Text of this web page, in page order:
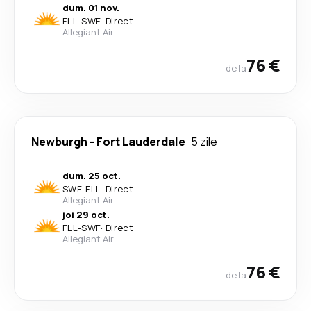
dum. 01 nov.
FLL-SWF· Direct
Allegiant Air
de la76 €
Newburgh - Fort Lauderdale 5 zile
dum. 25 oct.
SWF-FLL· Direct
Allegiant Air
joi 29 oct.
FLL-SWF· Direct
Allegiant Air
de la76 €